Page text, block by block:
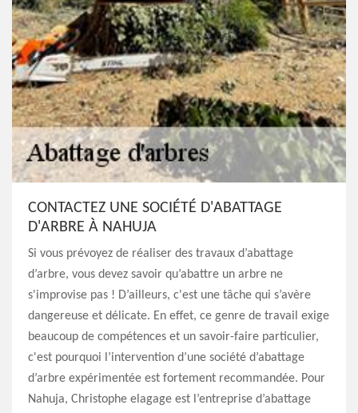
CONTACTEZ UNE SOCIÉTÉ D'ABATTAGE
D'ARBRE À NAHUJA
Si vous prévoyez de réaliser des travaux d’abattage
d’arbre, vous devez savoir qu’abattre un arbre ne
s'improvise pas ! D’ailleurs, c'est une tâche qui s’avère
dangereuse et délicate. En effet, ce genre de travail exige
beaucoup de compétences et un savoir-faire particulier,
c'est pourquoi l’intervention d’une société d’abattage
d’arbre expérimentée est fortement recommandée. Pour
Nahuja, Christophe elagage est l’entreprise d’abattage